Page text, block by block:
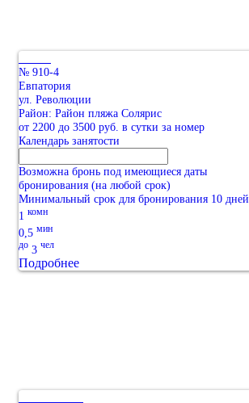
№ 910-4
Евпатория
ул. Революции
Район: Район пляжа Солярис
от 2200 до 3500 руб. в сутки за номер
Календарь занятости
Возможна бронь под имеющиеся даты
бронирования (на любой срок)
Минимальный срок для бронирования 10 дней
1 комн
0,5 мин
до 3 чел
Подробнее